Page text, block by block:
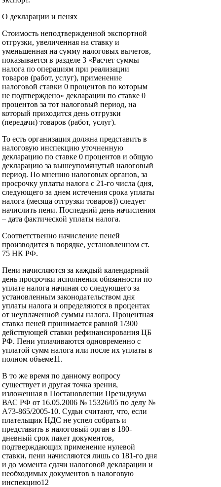
О декларации и пенях
Стоимость неподтвержденной экспортной
отгрузки, увеличенная на ставку и
уменьшенная на сумму налоговых вычетов,
показывается в разделе 3 «Расчет суммы
налога по операциям при реализации
товаров (работ, услуг), применение
налоговой ставки 0 процентов по которым
не подтверждено» декларации по ставке 0
процентов за тот налоговый период, на
который приходится день отгрузки
(передачи) товаров (работ, услуг).
То есть организация должна представить в
налоговую инспекцию уточненную
декларацию по ставке 0 процентов и общую
декларацию за вышеупомянутый налоговый
период. По мнению налоговых органов, за
просрочку уплаты налога с 21-го числа (дня,
следующего за днем истечения срока уплаты
налога (месяца отгрузки товаров)) следует
начислить пени. Последний день начисления
– дата фактической уплаты налога.
Соответственно начисление пеней
производится в порядке, установленном ст.
75 НК РФ.
Пени начисляются за каждый календарный
день просрочки исполнения обязанности по
уплате налога начиная со следующего за
установленным законодательством дня
уплаты налога и определяются в процентах
от неуплаченной суммы налога. Процентная
ставка пеней принимается равной 1/300
действующей ставки рефинансирования ЦБ
РФ. Пени уплачиваются одновременно с
уплатой сумм налога или после их уплаты в
полном объеме11.
В то же время по данному вопросу
существует и другая точка зрения,
изложенная в Постановлении Президиума
ВАС РФ от 16.05.2006 № 15326/05 по делу №
А73-865/2005-10. Судьи считают, что, если
плательщик НДС не успел собрать и
представить в налоговый орган в 180-
дневный срок пакет документов,
подтверждающих применение нулевой
ставки, пени начисляются лишь со 181-го дня
и до момента сдачи налоговой декларации и
необходимых документов в налоговую
инспекцию12